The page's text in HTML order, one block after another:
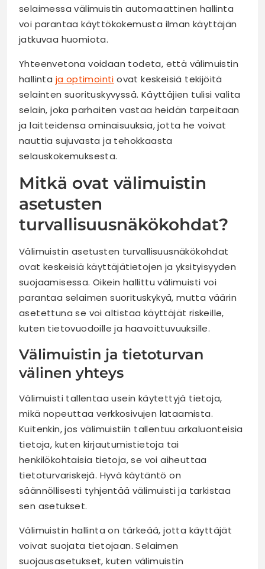
selaimessa välimuistin automaattinen hallinta
voi parantaa käyttökokemusta ilman käyttäjän
jatkuvaa huomiota.
Yhteenvetona voidaan todeta, että välimuistin
hallinta ja optimointi ovat keskeisiä tekijöitä
selainten suorituskyvyssä. Käyttäjien tulisi valita
selain, joka parhaiten vastaa heidän tarpeitaan
ja laitteidensa ominaisuuksia, jotta he voivat
nauttia sujuvasta ja tehokkaasta
selauskokemuksesta.
Mitkä ovat välimuistin
asetusten
turvallisuusnäkökohdat?
Välimuistin asetusten turvallisuusnäkökohdat
ovat keskeisiä käyttäjätietojen ja yksityisyyden
suojaamisessa. Oikein hallittu välimuisti voi
parantaa selaimen suorituskykyä, mutta väärin
asetettuna se voi altistaa käyttäjät riskeille,
kuten tietovuodoille ja haavoittuvuuksille.
Välimuistin ja tietoturvan
välinen yhteys
Välimuisti tallentaa usein käytettyjä tietoja,
mikä nopeuttaa verkkosivujen lataamista.
Kuitenkin, jos välimuistiin tallentuu arkaluonteisia
tietoja, kuten kirjautumistietoja tai
henkilökohtaisia tietoja, se voi aiheuttaa
tietoturvariskejä. Hyvä käytäntö on
säännöllisesti tyhjentää välimuisti ja tarkistaa
sen asetukset.
Välimuistin hallinta on tärkeää, jotta käyttäjät
voivat suojata tietojaan. Selaimen
suojausasetukset, kuten välimuistin